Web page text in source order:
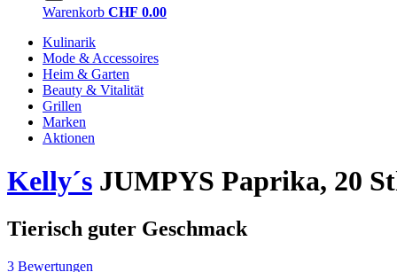
Warenkorb CHF 0.00
Kulinarik
Mode & Accessoires
Heim & Garten
Beauty & Vitalität
Grillen
Marken
Aktionen
Kelly´s JUMPYS Paprika, 20
Tierisch guter Geschmack
3 Bewertungen